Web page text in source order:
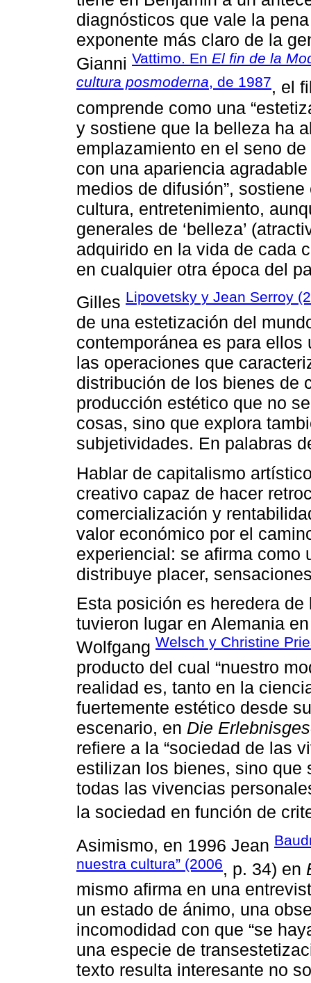
diagnósticos que vale la
exponente más claro de la
Gianni Vattimo. En El fin de la
cultura posmoderna, de 1987, el
comprende como una
y sostiene que la belleza ha
emplazamiento en el seno
con una apariencia
medios de difusión”,
cultura, entretenimiento,
generales de ‘belleza’
adquirido en la vida de cada
en cualquier otra época del
Gilles Lipovetsky y Jean Serroy
de una estetización del
contemporánea es para
las operaciones que
distribución de los bienes de
producción estético que no
cosas, sino que explora
subjetividades. En palabras
Hablar de capitalismo
creativo capaz de hacer
comercialización y
valor económico por el
experiencial: se afirma como
distribuye placer,
Esta posición es heredera
tuvieron lugar en Alemania
Wolfgang Welsch y Christine
producto del cual “nuestro
realidad es, tanto en la
fuertemente estético desde
escenario, en Die
refiere a la “sociedad de las
estilizan los bienes, sino que
todas las vivencias
la sociedad en función de
Asimismo, en 1996 Jean
nuestra cultura” (2006, p. 34) en
mismo afirma en una
un estado de ánimo, una
incomodidad con que “se
una especie de
texto resulta interesante no